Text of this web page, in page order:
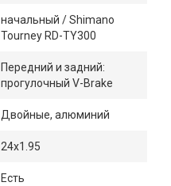
начальный / Shimano
Tourney RD-TY300
Передний и задний:
прогулочный V-Brake
Двойные, алюминий
24x1.95
Есть